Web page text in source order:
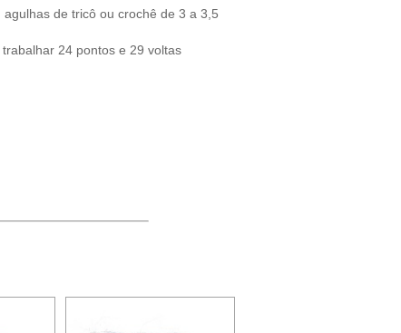
de tricô ou crochê de 3 a 3,5
24 pontos e 29 voltas